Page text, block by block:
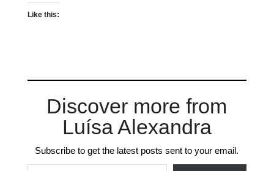
Like this:
Discover more from
Luísa Alexandra
Subscribe to get the latest posts sent to your email.
Type your email…